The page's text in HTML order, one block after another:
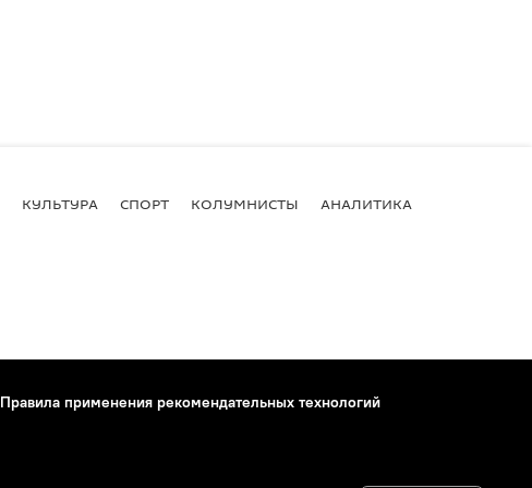
КУЛЬТУРА СПОРТ КОЛУМНИСТЫ АНАЛИТИКА
Правила применения рекомендательных технологий